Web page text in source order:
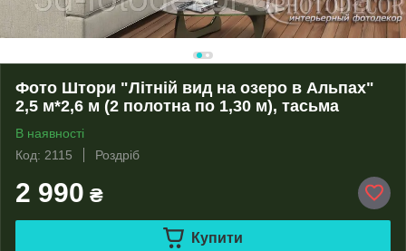
Фото Штори "Літній вид на озеро в Альпах"
2,5 м*2,6 м (2 полотна по 1,30 м), тасьма
В наявності
Код: 2115
Роздріб
2 990 ₴
Купити